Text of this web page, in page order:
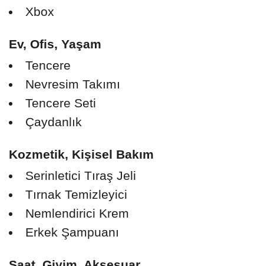
Xbox
Ev, Ofis, Yaşam
Tencere
Nevresim Takımı
Tencere Seti
Çaydanlık
Kozmetik, Kişisel Bakım
Serinletici Tıraş Jeli
Tırnak Temizleyici
Nemlendirici Krem
Erkek Şampuanı